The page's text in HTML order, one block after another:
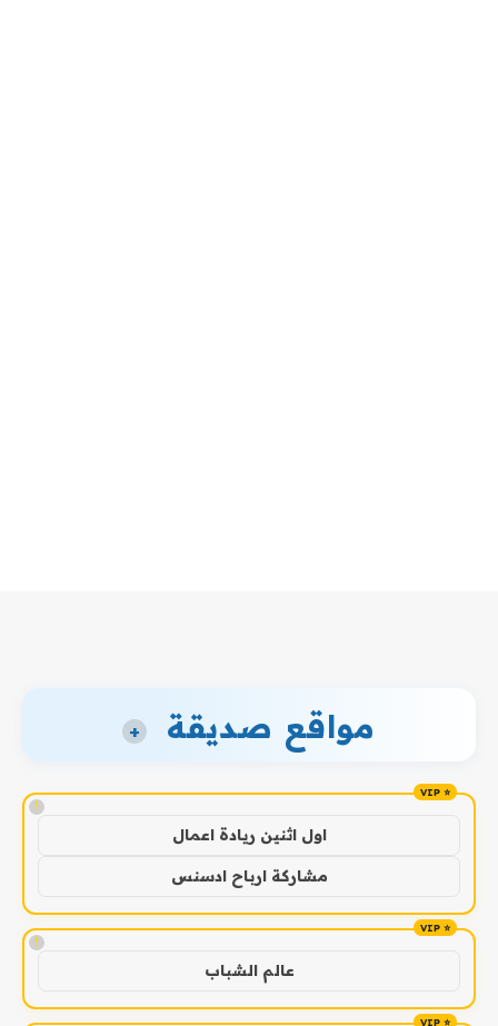
مواقع صديقة +
!
اول اثنين ريادة اعمال
مشاركة ارباح ادسنس
!
عالم الشباب